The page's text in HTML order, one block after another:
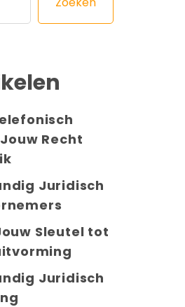
Recht
Juridisch
Sleutel tot
Juridisch